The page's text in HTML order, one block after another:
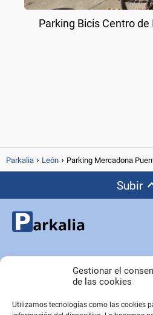
Gestionar el
de las cookies
Utilizamos tecnologías como las cookies
Parking Bicis Centro
Parkalia León Parking Mercadona
Subir
Copyright © Parkalia.es